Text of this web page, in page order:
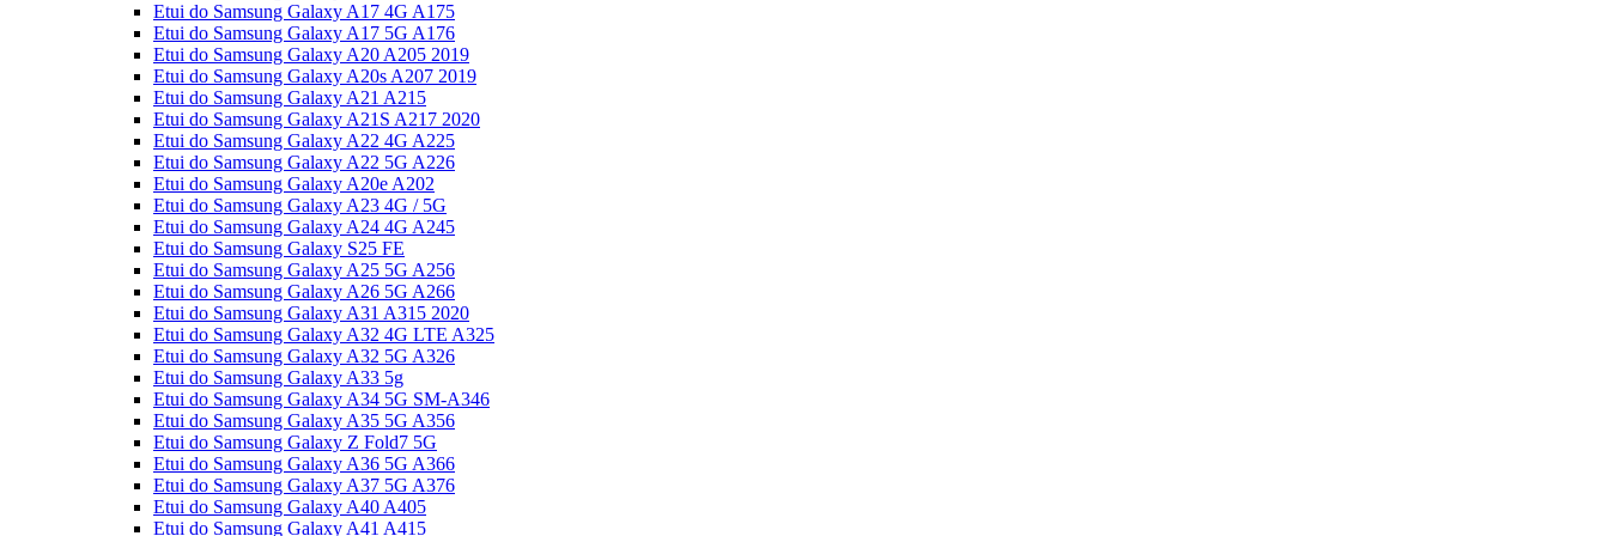
Etui do Samsung Galaxy A17 4G A175
Etui do Samsung Galaxy A17 5G A176
Etui do Samsung Galaxy A20 A205 2019
Etui do Samsung Galaxy A20s A207 2019
Etui do Samsung Galaxy A21 A215
Etui do Samsung Galaxy A21S A217 2020
Etui do Samsung Galaxy A22 4G A225
Etui do Samsung Galaxy A22 5G A226
Etui do Samsung Galaxy A20e A202
Etui do Samsung Galaxy A23 4G / 5G
Etui do Samsung Galaxy A24 4G A245
Etui do Samsung Galaxy S25 FE
Etui do Samsung Galaxy A25 5G A256
Etui do Samsung Galaxy A26 5G A266
Etui do Samsung Galaxy A31 A315 2020
Etui do Samsung Galaxy A32 4G LTE A325
Etui do Samsung Galaxy A32 5G A326
Etui do Samsung Galaxy A33 5g
Etui do Samsung Galaxy A34 5G SM-A346
Etui do Samsung Galaxy A35 5G A356
Etui do Samsung Galaxy Z Fold7 5G
Etui do Samsung Galaxy A36 5G A366
Etui do Samsung Galaxy A37 5G A376
Etui do Samsung Galaxy A40 A405
Etui do Samsung Galaxy A41 A415